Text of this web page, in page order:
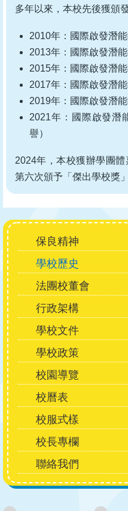
多年以來，本校先後獲頒發
2010年：國際啟發潛
2013年：國際啟發潛
2015年：國際啟發潛
2017年：國際啟發潛
2019年：國際啟發潛
2021年：國際啟發潛
譽）
2024年，本校獲辦學團體
第六次頒予「傑出學校獎」
Main
navigation
保良精神
學校歷史
法團校董會
行政架構
學校文件
學校政策
校園導覽
校曆表
校服式樣
校長專欄
聯絡我們